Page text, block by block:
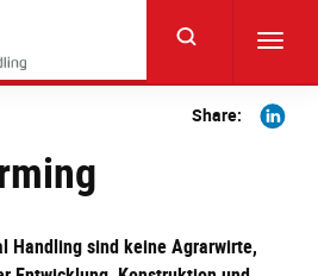
Share:
Share
Handling sind keine Agrarwirte,